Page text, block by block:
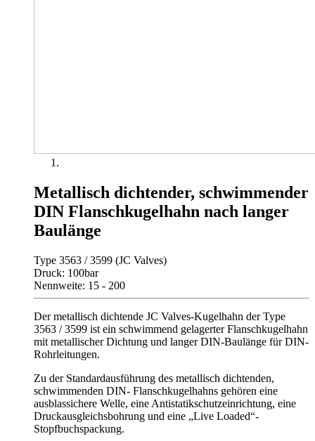
Metallisch dichtender, schwimmender
DIN Flanschkugelhahn nach langer
Baulänge
Type 3563 / 3599 (JC Valves)
Druck: 100bar
Nennweite: 15 - 200
Der metallisch dichtende JC Valves-Kugelhahn der Type
3563 / 3599 ist ein schwimmend gelagerter Flanschkugelhahn
mit metallischer Dichtung und langer DIN-Baulänge für DIN-
Rohrleitungen.
Zu der Standardausführung des metallisch dichtenden,
schwimmenden DIN- Flanschkugelhahns gehören eine
ausblassichere Welle, eine Antistatikschutzeinrichtung, eine
Druckausgleichsbohrung und eine „Live Loaded“-
Stopfbuchspackung.